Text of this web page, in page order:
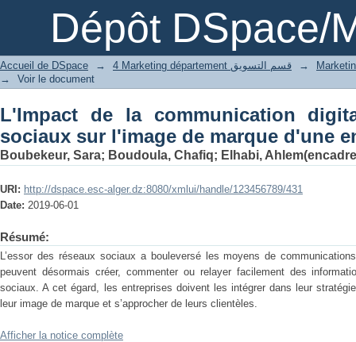
Dépôt DSpace/
L'Impact de la communication
marque d'une entreprise
Accueil de DSpace → 4 Marketing département قسم التسويق
→
→
Voir le document
L'Impact de la communication
sociaux sur l'image de marque d'une
Boubekeur, Sara; Boudoula, Chafiq; Elhabi,
URI: http://dspace.esc-alger.dz:8080/xmlui/handle/123456789/431
Date: 2019-06-01
Résumé:
L’essor des réseaux sociaux a bouleversé les moyens de
peuvent désormais créer, commenter ou relayer facilement des
sociaux. A cet égard, les entreprises doivent les intégrer dans leur
leur image de marque et s’approcher de leurs clientèles.
Afficher la notice complète